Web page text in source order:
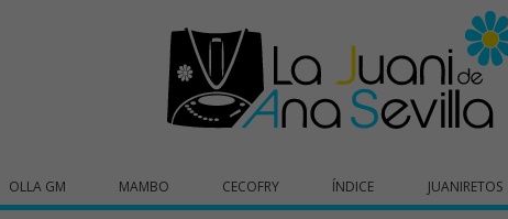
OLLA GM MAMBO CECOFRY ÍNDICE JUANIRETOS